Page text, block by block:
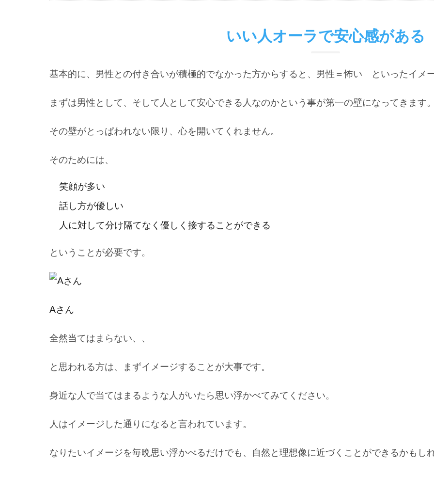
いい人オーラで安心感がある
基本的に、男性との付き合いが積極的でなかった方からすると、男性＝怖い といったイメ
まずは男性として、そして人として安心できる人なのかという事が第一の壁になってきます
その壁がとっぱわれない限り、心を開いてくれません。
そのためには、
笑顔が多い
話し方が優しい
人に対して分け隔てなく優しく接することができる
ということが必要です。
Aさん
全然当てはまらない、、
と思われる方は、まずイメージすることが大事です。
身近な人で当てはまるような人がいたら思い浮かべてみてください。
人はイメージした通りになると言われています。
なりたいイメージを毎晩思い浮かべるだけでも 、自然と理想像に近づくことができるかもし